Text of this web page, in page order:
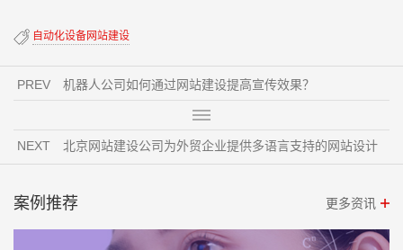
自动化设备网站建设
PREV 机器人公司如何通过网站建设提高宣传效果？
NEXT 北京网站建设公司为外贸企业提供多语言支持的网站设计
案例推荐 更多资讯